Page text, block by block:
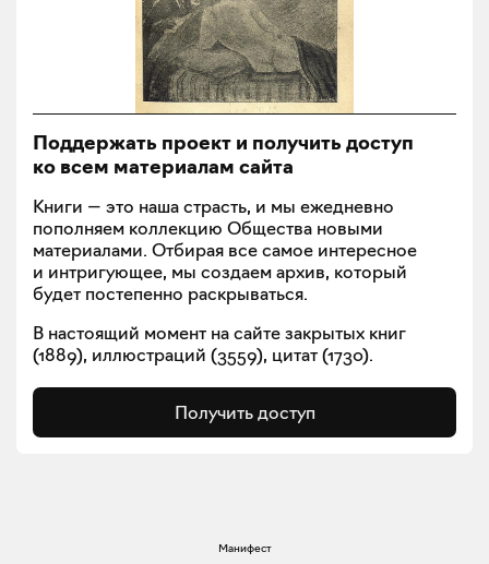
Поддержать проект и получить доступ
ко всем материалам сайта
Книги — это наша страсть, и мы ежедневно
пополняем коллекцию Общества новыми
материалами. Отбирая все самое интересное
и интригующее, мы создаем архив, который
будет постепенно раскрываться.
В настоящий момент на сайте закрытых книг
(1889), иллюстраций (3559), цитат (1730).
Получить доступ
Манифест